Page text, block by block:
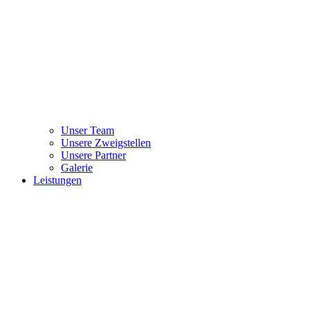
Unser Team
Unsere Zweigstellen
Unsere Partner
Galerie
Leistungen